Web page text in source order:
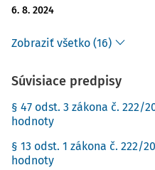
6. 8. 2024
Zobraziť všetko (16)
Súvisiace predpisy
§ 47 odst. 3 zákona č. 222/
hodnoty
§ 13 odst. 1 zákona č. 222/
hodnoty